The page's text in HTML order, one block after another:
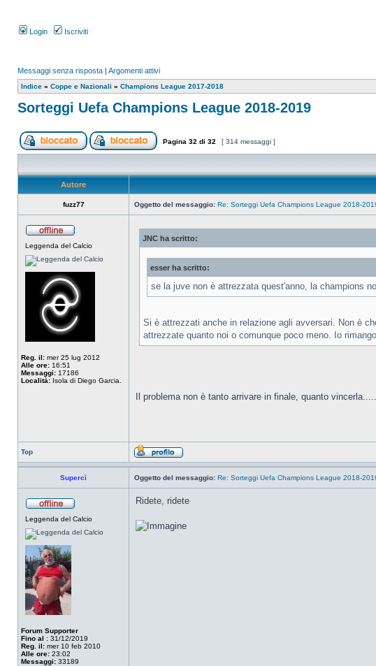
Login Iscriviti
Messaggi senza risposta | Argomenti attivi
Indice » Coppe e Nazionali » Champions League 2017-2018
Sorteggi Uefa Champions League 2018-2019
Pagina 32 di 32 [ 314 messaggi ]
Autore
fuzz77 Oggetto del messaggio: Re: Sorteggi Uefa Champions League 2018-
Leggenda del Calcio
Reg. il: mer 25 lug 2012
Alle ore: 16:51
Messaggi: 17186
Località: Isola di Diego Garcia.
JNC ha scritto:
esser ha scritto:
se la juve non è attrezzata quest'anno, la champions
Si è attrezzati anche in relazione agli avversari. Non è
attrezzate quanto noi o comunque poco meno. Io
Il problema non è tanto arrivare in finale, quanto
Top
Supercì Oggetto del messaggio: Re: Sorteggi Uefa Champions League 2018-
Leggenda del Calcio
Forum Supporter
Fino al : 31/12/2019
Reg. il: mer 10 feb 2010
Alle ore: 23:02
Messaggi: 33189
Ridete, ridete